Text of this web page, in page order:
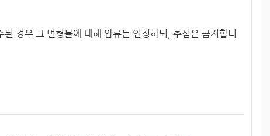
경우 그 변형물에 대해 압류는 인정하되, 추심은 금지합니